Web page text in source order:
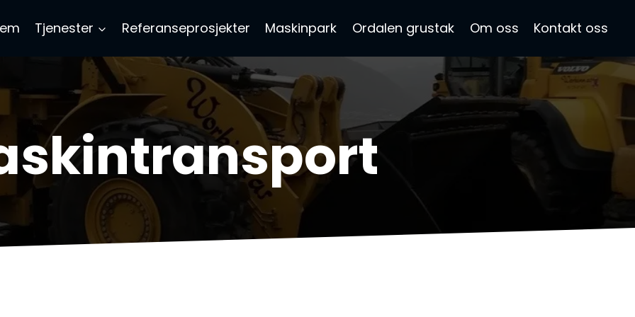
Tjenester Referanseprosjekter Maskinpark Ordalen grustak Om oss Kontakt oss